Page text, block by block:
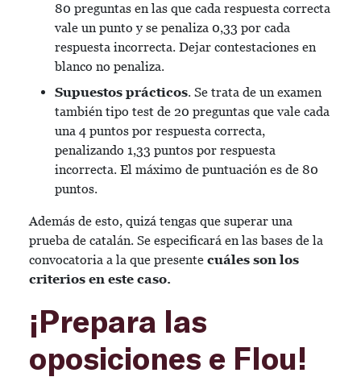
80 preguntas en las que cada respuesta correcta
vale un punto y se penaliza 0,33 por cada
respuesta incorrecta. Dejar contestaciones en
blanco no penaliza.
Supuestos prácticos. Se trata de un examen
también tipo test de 20 preguntas que vale cada
una 4 puntos por respuesta correcta,
penalizando 1,33 puntos por respuesta
incorrecta. El máximo de puntuación es de 80
puntos.
Además de esto, quizá tengas que superar una
prueba de catalán. Se especificará en las bases de la
convocatoria a la que presente cuáles son los
criterios en este caso.
¡Prepara las
oposiciones e Flou!